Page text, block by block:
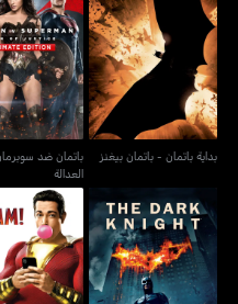
بداية باتمان - باتمان بيغنز
بداية باتمان - باتمان بيغنز
باتمان ضد
العدالة
باتمان ضد
العدالة
فارس الظلام - ذا دارك نايت شازام